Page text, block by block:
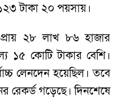
টাকা ২০ পয়সায়।
২৮ লাখ ৮৬ হাজার
১৫ কোটি টাকার বেশি।
লেনদেন হয়েছিল। তবে
রেকর্ড গড়েছে। দিনশেষে